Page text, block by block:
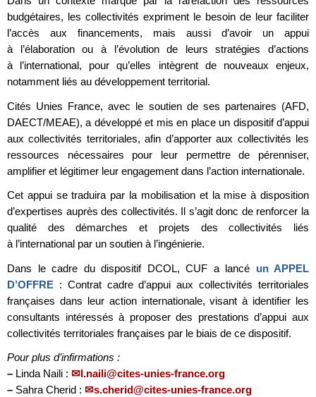
budgétaires, les collectivités expriment le besoin de leur faciliter
l’accès aux financements, mais aussi d’avoir un appui
à l’élaboration ou à l’évolution de leurs stratégies d’actions
à l’international, pour qu’elles intègrent de nouveaux enjeux,
notamment liés au développement territorial.
Cités Unies France, avec le soutien de ses partenaires (AFD,
DAECT/MEAE), a développé et mis en place un dispositif d’appui
aux collectivités territoriales, afin d’apporter aux collectivités les
ressources nécessaires pour leur permettre de pérenniser,
amplifier et légitimer leur engagement dans l’action internationale.
Cet appui se traduira par la mobilisation et la mise à disposition
d’expertises auprès des collectivités. Il s’agit donc de renforcer la
qualité des démarches et projets des collectivités liés
à l’international par un soutien à l’ingénierie.
Dans le cadre du dispositif DCOL, CUF a lancé un APPEL
D’OFFRE : Contrat cadre d’appui aux collectivités territoriales
françaises dans leur action internationale, visant à identifier les
consultants intéressés à proposer des prestations d’appui aux
collectivités territoriales françaises par le biais de ce dispositif.
Pour plus d’infirmations :
– Linda Naili :
l.naili@cites-unies-france.org
– Sahra Cherid : s.cherid@cites-unies-france.org